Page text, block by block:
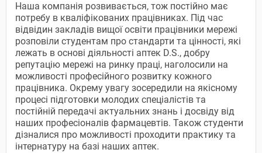
Наша компанія розвивається, тож постійно має
потребу в кваліфікованих працівниках. Під час
відвідин закладів вищої освіти працівники мережі
розповіли студентам про стандарти та цінності, які
лежать в основі діяльності аптек D.S., добру
репутацію мережі на ринку праці, наголосили на
можливості професійного розвитку кожного
працівника. Окрему увагу зосередили на якісному
процесі підготовки молодих спеціалістів та
постійній передачі актуальних знань і досвіду від
наших професіоналів фармацевтів. Також студенти
дізналися про можливості проходити практику та
інтернатуру на базі наших аптек.